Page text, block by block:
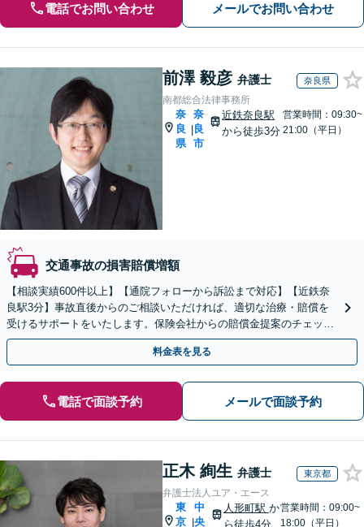
電話でお問い合わせ メールでお問い合わせ
前澤 毅彦 弁護士 奈良県
南都総合法律事務所
奈
良
県
|
奈
良
市
近鉄奈良駅
から徒歩3分
営業時間：09:30~
21:00（平日）
交通事故の損害賠償増額
【相談実績600件以上】【通院フォローから訴訟まで対応】【近鉄奈
良駅3分】事故直後からのご相談いただければ、適切な治療・賠償を
受けるサポートをいたします。保険会社からの賠償金提案のチェック
もいたします。いつでもご相談ください。
料金表を見る
電話で面談予約 メールで面談予約
正木 絢生 弁護士 東京都
弁護士法人ユア・エース
東
京 |
中
央
人形町駅 か
ら徒歩4分
営業時間：09:00~
18:00（平日）